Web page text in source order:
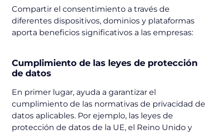
Compartir el consentimiento a través de
diferentes dispositivos, dominios y plataformas
aporta beneficios significativos a las empresas:
Cumplimiento de las leyes de protección
de datos
En primer lugar, ayuda a garantizar el
cumplimiento de las normativas de privacidad de
datos aplicables. Por ejemplo, las leyes de
protección de datos de la UE, el Reino Unido y